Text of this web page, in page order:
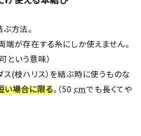
方法。
端が存在する糸にしか使えません。
という意味）
ス(枝ハリス）を結ぶ時に使うものな
い場合に限る。（50 cmでも長くてや